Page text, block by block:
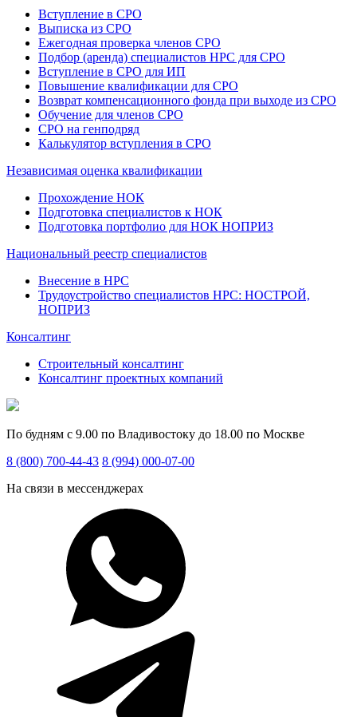
Вступление в СРО
Выписка из СРО
Ежегодная проверка членов СРО
Подбор (аренда) специалистов НРС для СРО
Вступление в СРО для ИП
Повышение квалификации для СРО
Возврат компенсационного фонда при выходе из СРО
Обучение для членов СРО
СРО на генподряд
Калькулятор вступления в СРО
Независимая оценка квалификации
Прохождение НОК
Подготовка специалистов к НОК
Подготовка портфолио для НОК НОПРИЗ
Национальный реестр специалистов
Внесение в НРС
Трудоустройство специалистов НРС: НОСТРОЙ,
НОПРИЗ
Консалтинг
Строительный консалтинг
Консалтинг проектных компаний
По будням с 9.00 по Владивостоку до 18.00 по Москве
8 (800) 700-44-43 8 (994) 000-07-00
На связи в мессенджерах